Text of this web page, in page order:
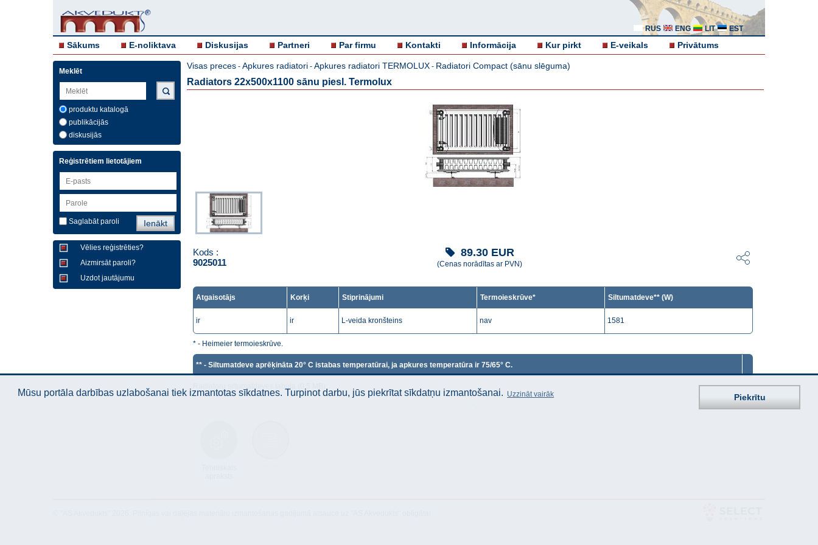
RUS ENG LIT EST
Sākums E-noliktava Diskusijas Partneri Par firmu Kontakti Informācija Kur pirkt E-veikals Privātums
Meklēt
produktu katalogā
publikācijās
diskusijās
Reģistrētiem lietotājiem
Saglabāt paroli
Vēlies reģistrēties?
Aizmirsāt paroli?
Uzdot jautājumu
Visas preces - Apkures radiatori - Apkures radiatori TERMOLUX - Radiatori Compact (sānu slēguma)
Radiators 22x500x1100 sānu piesl. Termolux
Kods :
9025011
89.30EUR
(Cenas norādītas ar PVN)
Atgaisotājs Korķi Stiprinājumi Termoieskrūve* Siltumatdeve** (W)
ir ir L-veida kronšteins nav 1581
* - Heimeier termoieskrūve.
** - Siltumatdeve aprēķināta 20° C istabas temperatūrai, ja apkures temperatūra ir 75/65° C.
Mūsu portāla darbības uzlabošanai tiek izmantotas sīkdatnes. Turpinot darbu, jūs piekrītat sīkdatņu izmantošanai. Uzzināt vairāk Piekrītu